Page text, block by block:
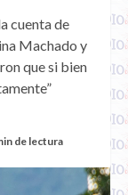
cuenta de
Machado y
que si bien
de lectura